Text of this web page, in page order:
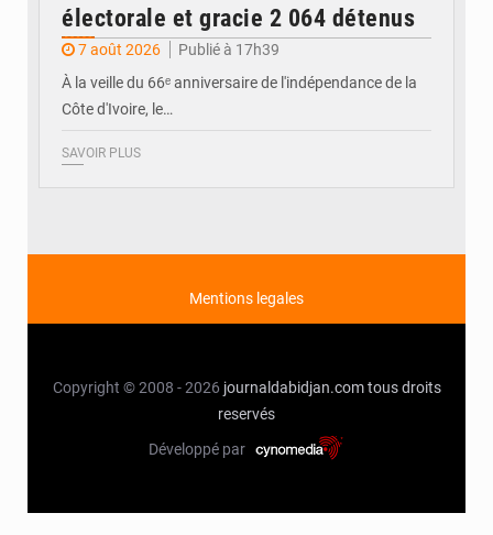
électorale et gracie 2 064 détenus
7 août 2026
Publié à 17h39
À la veille du 66ᵉ anniversaire de l'indépendance de la
Côte d'Ivoire, le…
SAVOIR PLUS
Mentions legales
Copyright © 2008 - 2026 journaldabidjan.com tous droits
reservés
Développé par